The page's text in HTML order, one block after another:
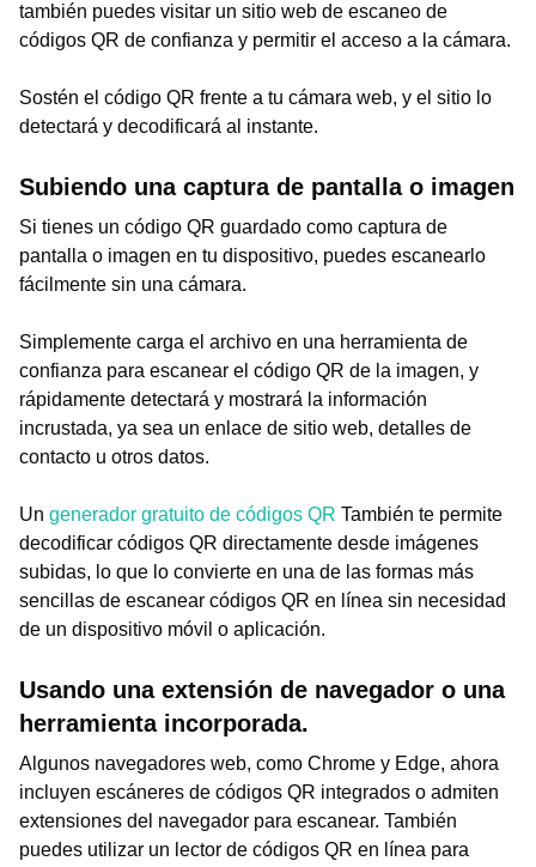
también puedes visitar un sitio web de escaneo de
códigos QR de confianza y permitir el acceso a la cámara.
Sostén el código QR frente a tu cámara web, y el sitio lo
detectará y decodificará al instante.
Subiendo una captura de pantalla o imagen
Si tienes un código QR guardado como captura de
pantalla o imagen en tu dispositivo, puedes escanearlo
fácilmente sin una cámara.
Simplemente carga el archivo en una herramienta de
confianza para escanear el código QR de la imagen, y
rápidamente detectará y mostrará la información
incrustada, ya sea un enlace de sitio web, detalles de
contacto u otros datos.
Un generador gratuito de códigos QR También te permite
decodificar códigos QR directamente desde imágenes
subidas, lo que lo convierte en una de las formas más
sencillas de escanear códigos QR en línea sin necesidad
de un dispositivo móvil o aplicación.
Usando una extensión de navegador o una
herramienta incorporada.
Algunos navegadores web, como Chrome y Edge, ahora
incluyen escáneres de códigos QR integrados o admiten
extensiones del navegador para escanear. También
puedes utilizar un lector de códigos QR en línea para